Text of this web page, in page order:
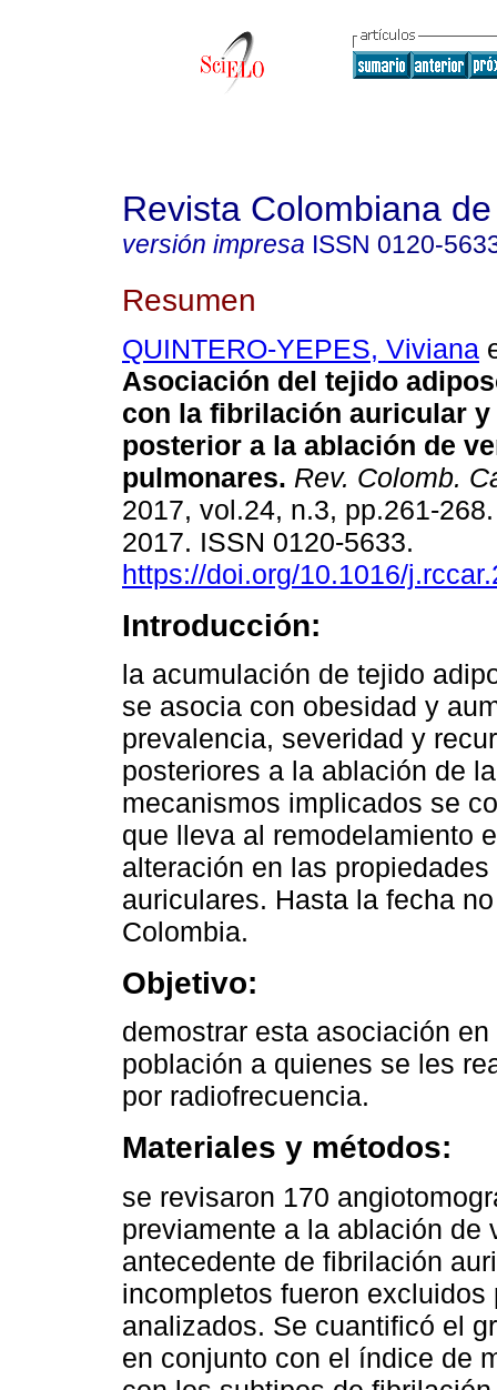
Revista Colombiana
versión impresa ISSN 0120-
Resumen
QUINTERO-YEPES, Viviana
Asociación del tejido
con la fibrilación auricular
posterior a la ablación de
pulmonares. Rev. Colomb.
2017, vol.24, n.3, pp.261-
2017. ISSN 0120-5633.
https://doi.org/10.1016/
Introducción:
la acumulación de tejido
se asocia con obesidad y
prevalencia, severidad y
posteriores a la ablación de
mecanismos implicados se
que lleva al remodelamiento
alteración en las
auriculares. Hasta la fecha
Colombia.
Objetivo:
demostrar esta asociación
población a quienes se les
por radiofrecuencia.
Materiales y métodos:
se revisaron 170
previamente a la ablación de
antecedente de fibrilación
incompletos fueron
analizados. Se cuantificó el
en conjunto con el índice de